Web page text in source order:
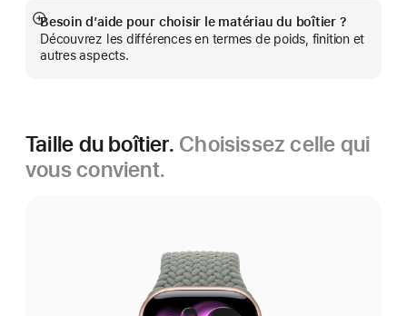
Besoin d’aide pour choisir le matériau du boîtier ?
Découvrez les différences en termes de poids, finition et
autres aspects.
Afficher
plus
Taille du boîtier. Choisissez celle qui
vous convient.